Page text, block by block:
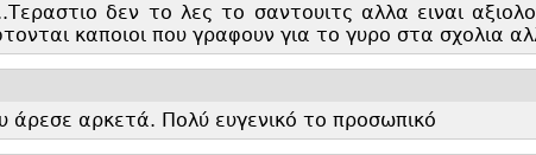
Τεραστιο δεν το λες το σαντουιτς αλλα ειναι
καποιοι που γραφουν για το γυρο στα σχολια
άρεσε αρκετά. Πολύ ευγενικό το προσωπικό